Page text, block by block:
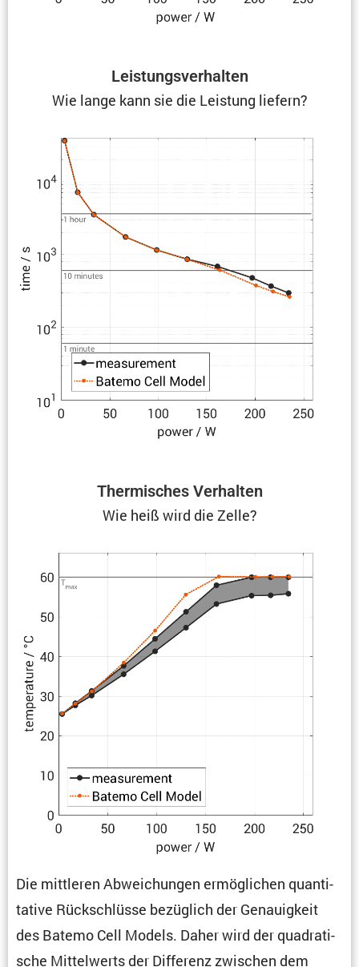
Leistungs­ver­halten
Wie lange kann sie die Leistung liefern?
Thermi­sches Verhalten
Wie heiß wird die Zelle?
Die mittleren Abwei­chungen ermög­li­chen quanti­
ta­tive Rückschlüsse bezüg­lich der Genau­ig­keit
des Batemo Cell Models. Daher wird der quadra­ti­
sche Mittel­werts der Diffe­renz zwischen dem